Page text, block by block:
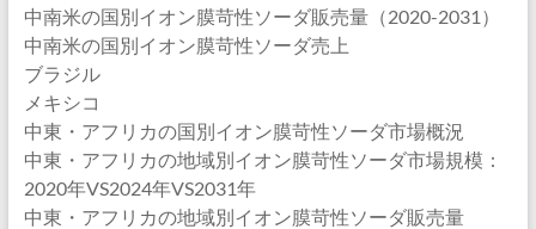
中南米の国別イオン膜苛性ソーダ販売量（2020-2031）
中南米の国別イオン膜苛性ソーダ売上
ブラジル
メキシコ
中東・アフリカの国別イオン膜苛性ソーダ市場概況
中東・アフリカの地域別イオン膜苛性ソーダ市場規模：
2020年VS2024年VS2031年
中東・アフリカの地域別イオン膜苛性ソーダ販売量